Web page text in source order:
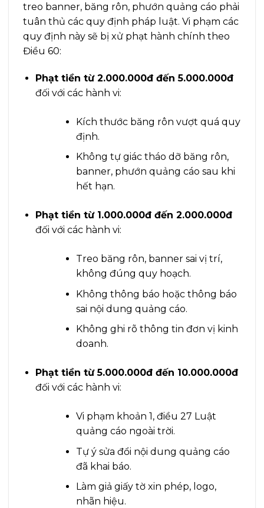
treo banner, băng rôn, phướn quảng cáo phải
tuân thủ các quy định pháp luật. Vi phạm các
quy định này sẽ bị xử phạt hành chính theo
Điều 60:
Phạt tiền từ 2.000.000đ đến 5.000.000đ
đối với các hành vi:
Kích thước băng rôn vượt quá quy
định.
Không tự giác tháo dỡ băng rôn,
banner, phướn quảng cáo sau khi
hết hạn.
Phạt tiền từ 1.000.000đ đến 2.000.000đ
đối với các hành vi:
Treo băng rôn, banner sai vị trí,
không đúng quy hoạch.
Không thông báo hoặc thông báo
sai nội dung quảng cáo.
Không ghi rõ thông tin đơn vị kinh
doanh.
Phạt tiền từ 5.000.000đ đến 10.000.000đ
đối với các hành vi:
Vi phạm khoản 1, điều 27 Luật
quảng cáo ngoài trời.
Tự ý sửa đổi nội dung quảng cáo
đã khai báo.
Làm giả giấy tờ xin phép, logo,
nhãn hiệu.